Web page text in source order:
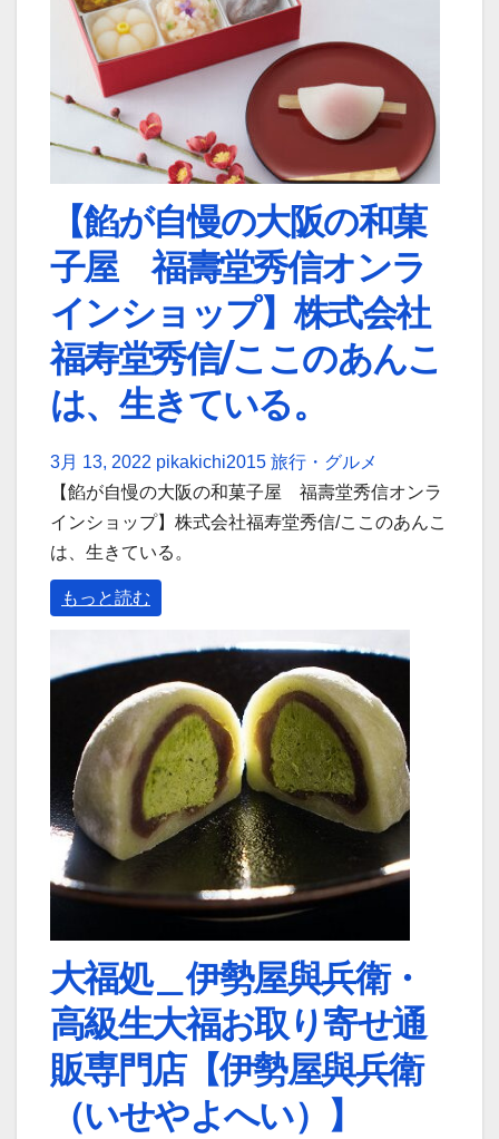
【餡が自慢の大阪の和菓
子屋 福壽堂秀信オンラ
インショップ】株式会社
福寿堂秀信/ここのあんこ
は、生きている。
3月 13, 2022 pikakichi2015 旅行・グルメ
【餡が自慢の大阪の和菓子屋 福壽堂秀信オンラ
インショップ】株式会社福寿堂秀信/ここのあんこ
は、生きている。
もっと読む
大福処＿伊勢屋與兵衛・
高級生大福お取り寄せ通
販専門店【伊勢屋與兵衛
（いせやよへい）】